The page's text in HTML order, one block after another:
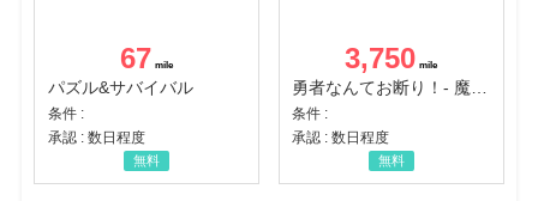
67
パズル&サバイバル
条件 :
承認 : 数日程度
無料
3,750
条件 :
承認 : 数日程度
無料